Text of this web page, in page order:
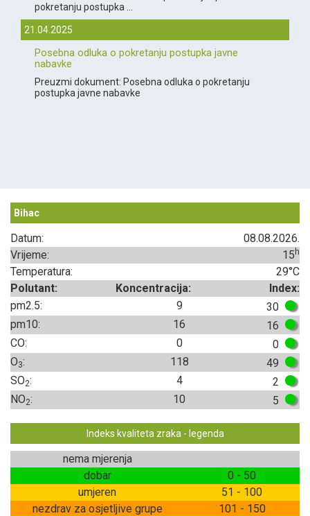
pokretanju postupka ...
21.04.2025
Posebna odluka o pokretanju postupka javne
nabavke
Preuzmi dokument: Posebna odluka o pokretanju
postupka javne nabavke
Bihac
Datum:
08.08.2026.
Vrijeme:
15 h
Temperatura:
29°C
Polutant:
Koncentracija:
Index:
pm2.5:
9
30
pm10:
16
16
CO:
0
0
O3: 118
49
SO2: 4
2
NO2: 10 5
Indeks kvaliteta zraka - legenda
nema mjerenja
dobar
0 - 50
umjeren
51 - 100
nezdrav za osjetljive grupe
101 - 150